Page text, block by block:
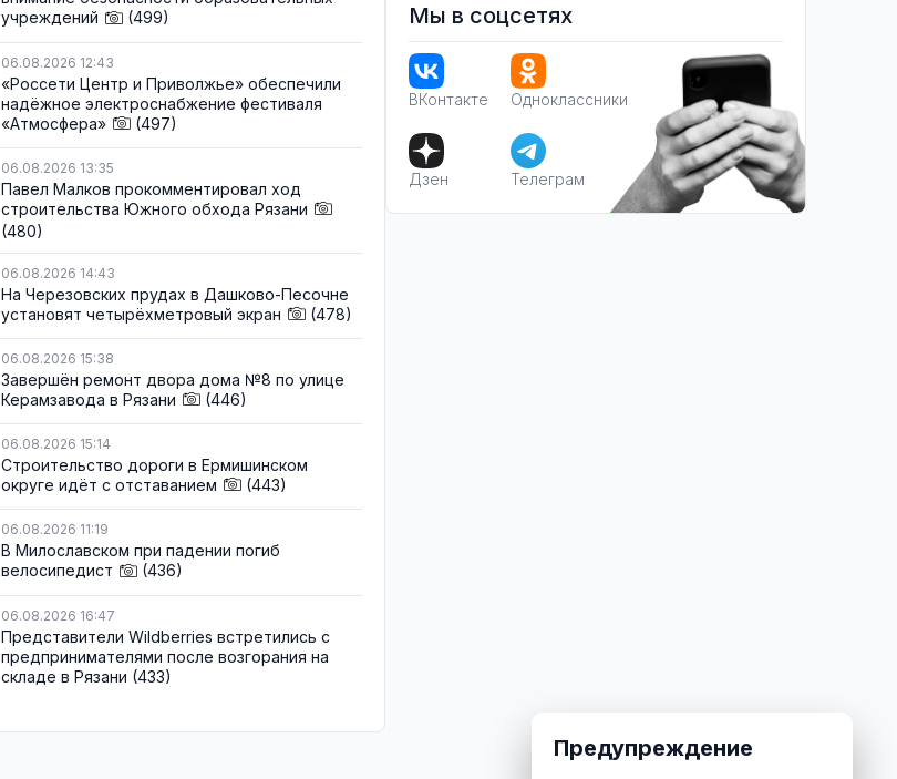
учреждений
(499)
06.08.2026 12:43
«Россети Центр и Приволжье» обеспечили
надёжное электроснабжение фестиваля
«Атмосфера»
(497)
06.08.2026 13:35
Павел Малков прокомментировал ход
строительства Южного обхода Рязани
(480)
06.08.2026 14:43
На Черезовских прудах в Дашково-Песочне
установят четырёхметровый экран
(478)
06.08.2026 15:38
Завершён ремонт двора дома №8 по улице
Керамзавода в Рязани
(446)
06.08.2026 15:14
Строительство дороги в Ермишинском
округе идёт с отставанием
(443)
06.08.2026 11:19
В Милославском при падении погиб
велосипедист
(436)
06.08.2026 16:47
Представители Wildberries встретились с
предпринимателями после возгорания на
складе в Рязани (433)
Мы в соцсетях
ВКонтакте Одноклассники
Дзен Телеграм
Предупреждение